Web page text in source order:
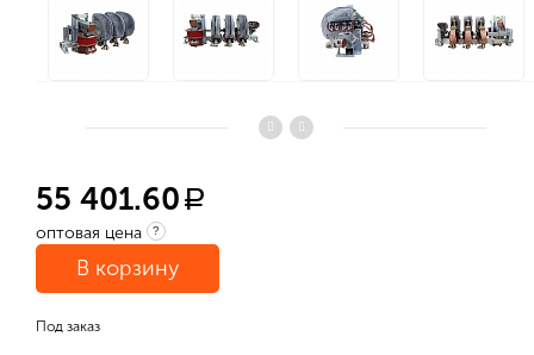
55 401.60 a
оптовая цена ?
В корзину
Под заказ